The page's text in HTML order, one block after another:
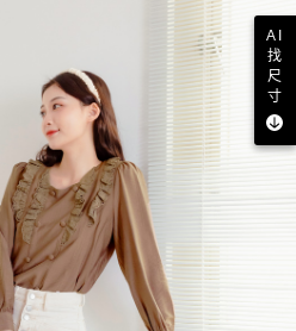
AI
找
尺
寸